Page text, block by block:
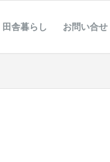
田舎暮らし お問い合せ